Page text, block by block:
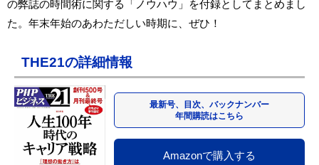
の弊誌の時間術に関する「ノウハウ」を付録としてまとめまし
た。年末年始のあわただしい時期に、ぜひ！
THE21の詳細情報
最新号、目次、バックナンバー
年間購読はこちら
Amazonで購入する